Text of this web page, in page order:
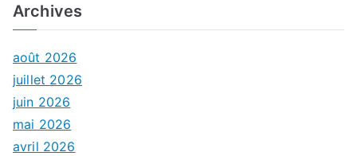
Archives
août 2026
juillet 2026
juin 2026
mai 2026
avril 2026